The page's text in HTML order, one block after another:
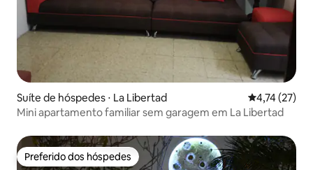
Suíte de hóspedes ⋅ La Libertad 4,74 de uma
4,74 (27)
Mini apartamento familiar sem garagem em La Libertad
Preferido dos hóspedes
Preferido dos hóspedes